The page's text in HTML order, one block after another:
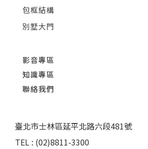
包框結構
別墅大門
影音專區
知識專區
聯絡我們
臺北市士林區延平北路六段481號
TEL : (02)8811-3300